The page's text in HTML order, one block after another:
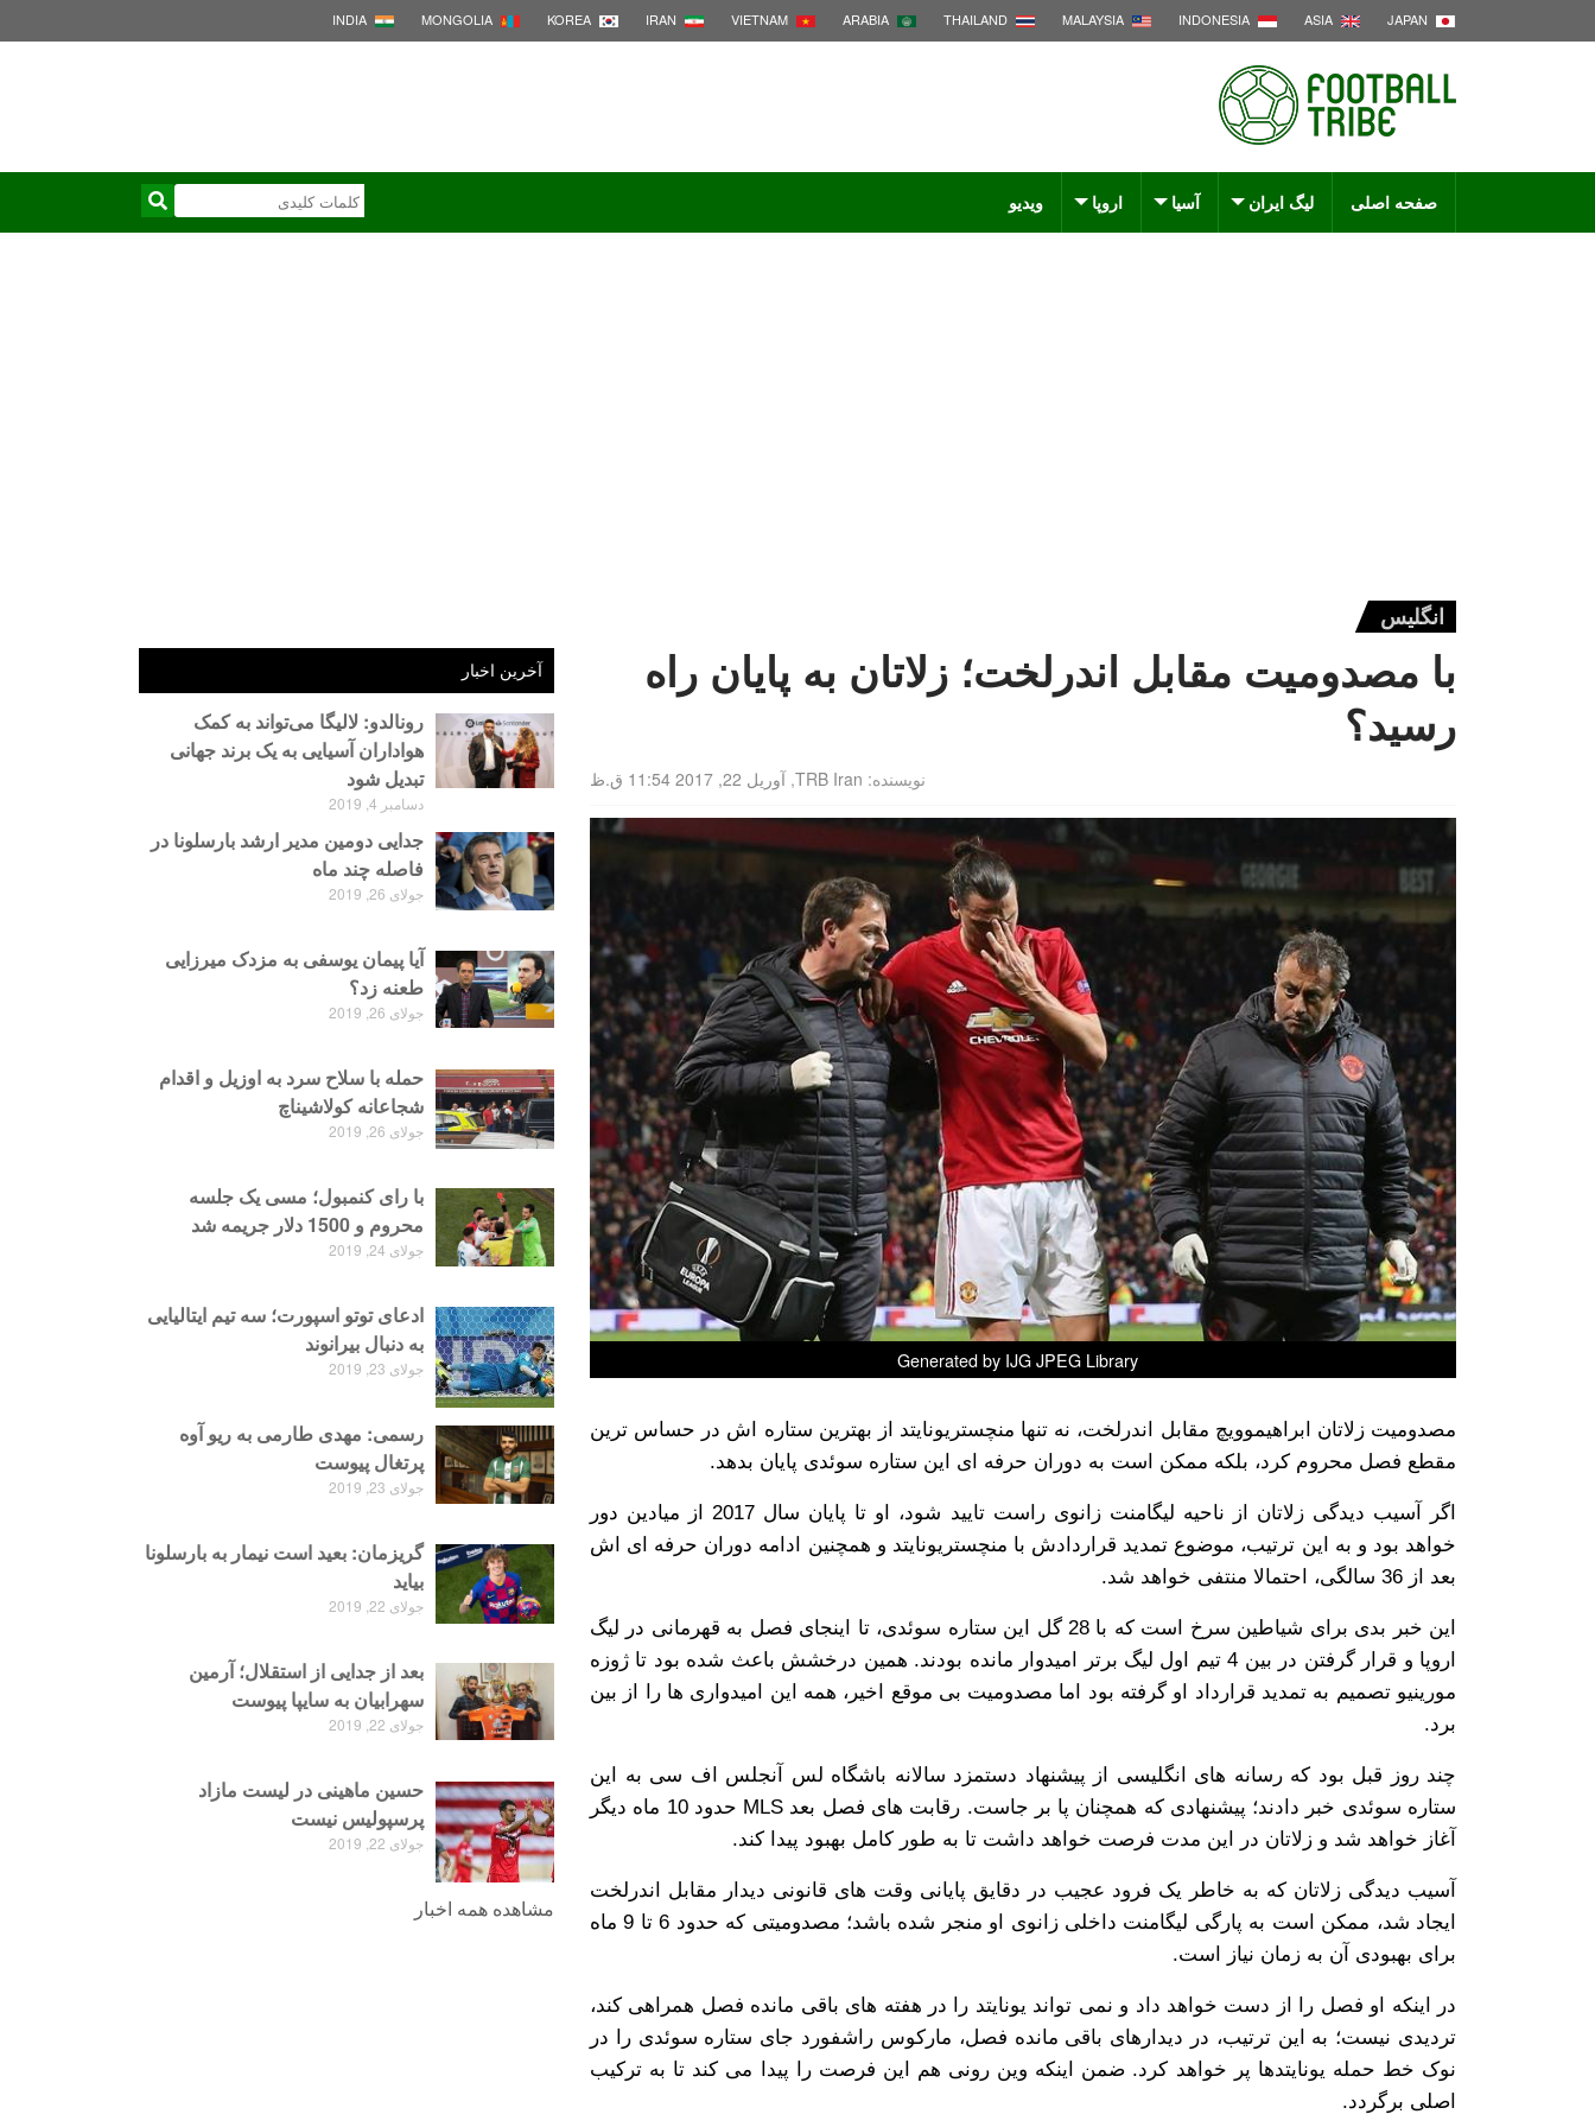
JAPAN
ASIA
INDONESIA
MALAYSIA
THAILAND
ARABIA
VIETNAM
IRAN
KOREA
MONGOLIA
INDIA
صفحه اصلی لیگ ایران آسیا اروپا ویدیو
انگلیس
با مصدومیت مقابل اندرلخت؛ زلاتان به پایان راه
رسید؟
نویسنده: TRB Iran
,آوریل 22, 2017 11:54 ق.ظ
Generated by IJG JPEG Library
مصدومیت زلاتان ابراهیموویچ مقابل اندرلخت، نه تنها منچستریونایتد از بهترین ستاره اش در حساس ترین
مقطع فصل محروم کرد، بلکه ممکن است به دوران حرفه ای این ستاره سوئدی پایان بدهد.
اگر آسیب دیدگی زلاتان از ناحیه لیگامنت زانوی راست تایید شود، او تا پایان سال 2017 از میادین دور
خواهد بود و به این ترتیب، موضوع تمدید قراردادش با منچستریونایتد و همچنین ادامه دوران حرفه ای اش
بعد از 36 سالگی، احتمالا منتفی خواهد شد.
این خبر بدی برای شیاطین سرخ است که با 28 گل این ستاره سوئدی، تا اینجای فصل به قهرمانی در لیگ
اروپا و قرار گرفتن در بین 4 تیم اول لیگ برتر امیدوار مانده بودند. همین درخشش باعث شده بود تا ژوزه
مورینیو تصمیم به تمدید قرارداد او گرفته بود اما مصدومیت بی موقع اخیر، همه این امیدواری ها را از بین
برد.
چند روز قبل بود که رسانه های انگلیسی از پیشنهاد دستمزد سالانه باشگاه لس آنجلس اف سی به این
ستاره سوئدی خبر دادند؛ پیشنهادی که همچنان پا بر جاست. رقابت های فصل بعد MLS حدود 10 ماه دیگر
آغاز خواهد شد و زلاتان در این مدت فرصت خواهد داشت تا به طور کامل بهبود پیدا کند.
آسیب دیدگی زلاتان که به خاطر یک فرود عجیب در دقایق پایانی وقت های قانونی دیدار مقابل اندرلخت
ایجاد شد، ممکن است به پارگی لیگامنت داخلی زانوی او منجر شده باشد؛ مصدومیتی که حدود 6 تا 9 ماه
برای بهبودی آن به زمان نیاز است.
در اینکه او فصل را از دست خواهد داد و نمی تواند یونایتد را در هفته های باقی مانده فصل همراهی کند،
تردیدی نیست؛ به این ترتیب، در دیدارهای باقی مانده فصل، مارکوس راشفورد جای ستاره سوئدی را در
نوک خط حمله یونایتدها پر خواهد کرد. ضمن اینکه وین رونی هم این فرصت را پیدا می کند تا به ترکیب
اصلی برگردد.
آخرین اخبار
رونالدو: لالیگا می‌تواند به کمک
هواداران آسیایی به یک برند جهانی
تبدیل شود
دسامبر 4, 2019
جدایی دومین مدیر ارشد بارسلونا در
فاصله چند ماه
جولای 26, 2019
آیا پیمان یوسفی به مزدک میرزایی
طعنه زد؟
جولای 26, 2019
حمله با سلاح سرد به اوزیل و اقدام
شجاعانه کولاشیناچ
جولای 26, 2019
با رای کنمبول؛ مسی یک جلسه
محروم و 1500 دلار جریمه شد
جولای 24, 2019
ادعای توتو اسپورت؛ سه تیم ایتالیایی
به دنبال بیرانوند
جولای 23, 2019
رسمی: مهدی طارمی به ریو آوه
پرتغال پیوست
جولای 23, 2019
گریزمان: بعید است نیمار به بارسلونا
بیاید
جولای 22, 2019
بعد از جدایی از استقلال؛ آرمین
سهرابیان به سایپا پیوست
جولای 22, 2019
حسین ماهینی در لیست مازاد
پرسپولیس نیست
جولای 22, 2019
مشاهده همه اخبار